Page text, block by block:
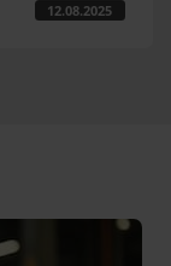
12.08.2025